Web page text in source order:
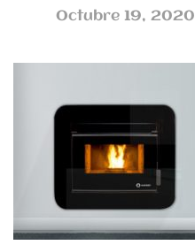
octubre 19, 2020